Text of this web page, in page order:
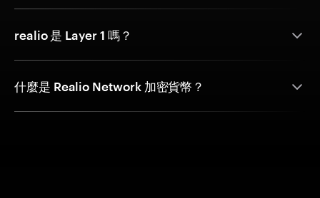
realio 是 Layer 1 嗎？
什麼是 Realio Network 加密貨幣？